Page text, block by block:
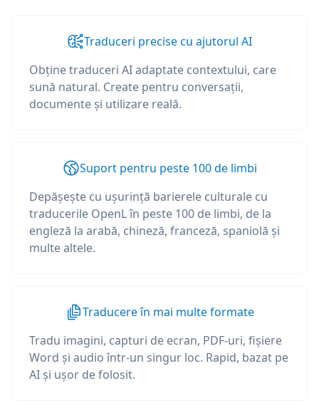
Traduceri precise cu ajutorul AI
Obține traduceri AI adaptate contextului, care
sună natural. Create pentru conversații,
documente și utilizare reală.
Suport pentru peste 100 de limbi
Depășește cu ușurință barierele culturale cu
traducerile OpenL în peste 100 de limbi, de la
engleză la arabă, chineză, franceză, spaniolă și
multe altele.
Traducere în mai multe formate
Tradu imagini, capturi de ecran, PDF-uri, fișiere
Word și audio într-un singur loc. Rapid, bazat pe
AI și ușor de folosit.